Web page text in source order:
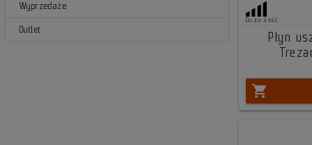
Wyprzedaże
Outlet
Duża ilość
Płyn
shopping_cart